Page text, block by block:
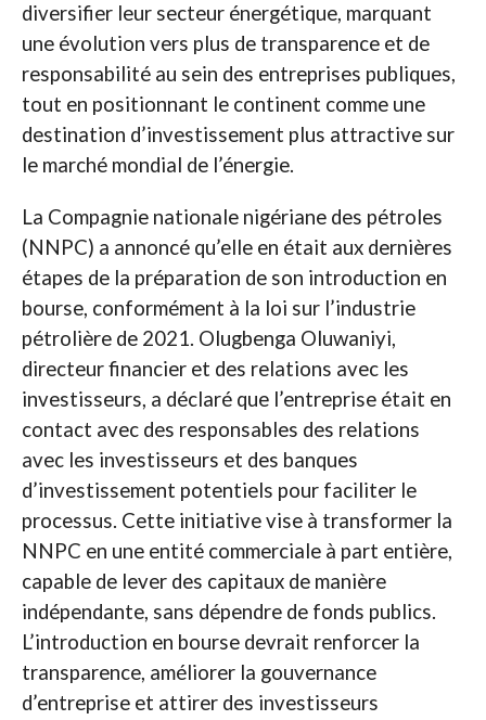
diversifier leur secteur énergétique, marquant
une évolution vers plus de transparence et de
responsabilité au sein des entreprises publiques,
tout en positionnant le continent comme une
destination d’investissement plus attractive sur
le marché mondial de l’énergie.
La Compagnie nationale nigériane des pétroles
(NNPC) a annoncé qu’elle en était aux dernières
étapes de la préparation de son introduction en
bourse, conformément à la loi sur l’industrie
pétrolière de 2021. Olugbenga Oluwaniyi,
directeur financier et des relations avec les
investisseurs, a déclaré que l’entreprise était en
contact avec des responsables des relations
avec les investisseurs et des banques
d’investissement potentiels pour faciliter le
processus. Cette initiative vise à transformer la
NNPC en une entité commerciale à part entière,
capable de lever des capitaux de manière
indépendante, sans dépendre de fonds publics.
L’introduction en bourse devrait renforcer la
transparence, améliorer la gouvernance
d’entreprise et attirer des investisseurs